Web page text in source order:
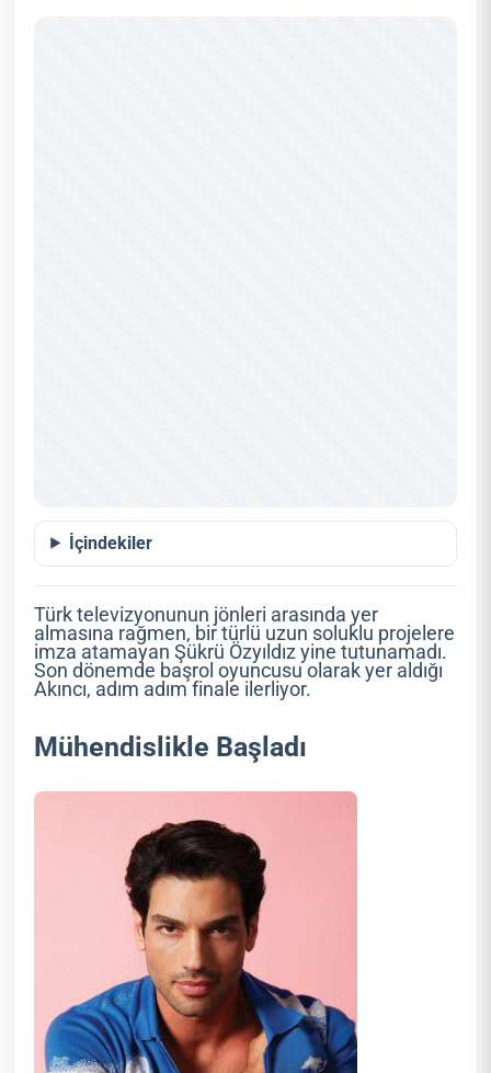
İçindekiler
Türk televizyonunun jönleri arasında yer
almasına rağmen, bir türlü uzun soluklu projelere
imza atamayan Şükrü Özyıldız yine tutunamadı.
Son dönemde başrol oyuncusu olarak yer aldığı
Akıncı, adım adım finale ilerliyor.
Mühendislikle Başladı